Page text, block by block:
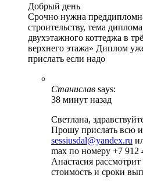
Добрый день
Срочно нужна
строительству, тема
двухэтажного коттеджа в
верхнего этажа» Диплом
прислать если надо
Станислав says:
38 минут назад
Светлана,
Прошу прислать всю
sessiusdal@yandex.ru
max по номеру +7
Анастасия
стоимость и сроки